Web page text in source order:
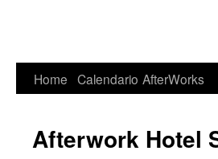
Home Calendario AfterWorks
Afterwork Hotel